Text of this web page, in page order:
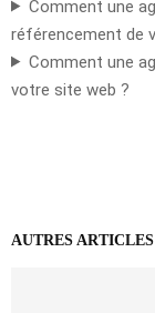
Comment une
référencement de
Comment une
votre site web ?
AUTRES